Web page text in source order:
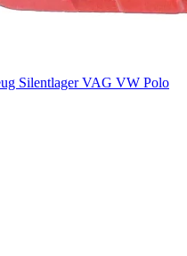
Silentlager VAG VW Polo